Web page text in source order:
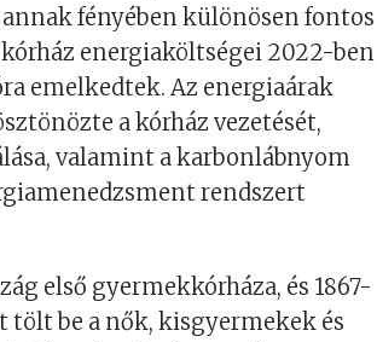
annak fényében különösen fontos
energiaköltségei 2022-ben
emelkedtek. Az energiaárak
a kórház vezetését,
valamint a karbonlábnyom
rendszert
első gyermekkórháza, és 1867-
tölt be a nők, kisgyermekek és